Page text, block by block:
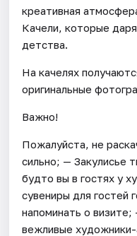
креативная
Качели, которые
детства.
На качелях
оригинальные
Важно!
Пожалуйста, не
сильно; — Закулисье
будто вы в гостях у
сувениры для гостей
напоминать о
вежливые